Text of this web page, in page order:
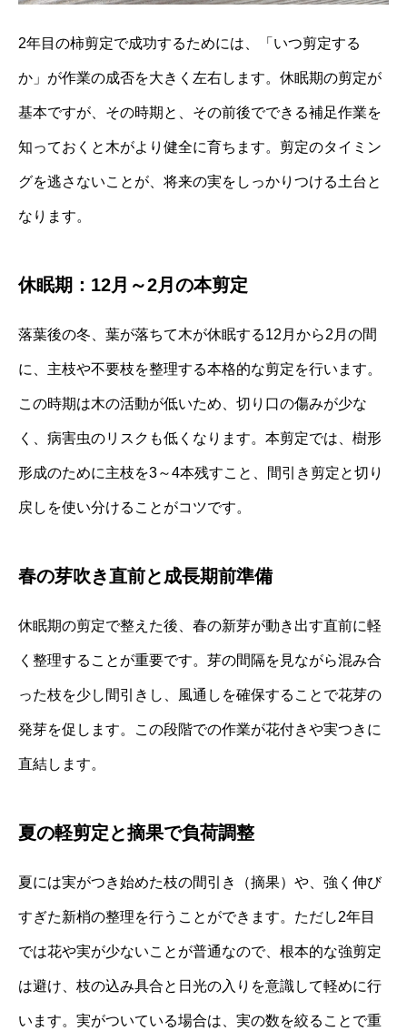
2年目の柿剪定で成功するためには、「いつ剪定する
か」が作業の成否を大きく左右します。休眠期の剪定が
基本ですが、その時期と、その前後でできる補足作業を
知っておくと木がより健全に育ちます。剪定のタイミン
グを逃さないことが、将来の実をしっかりつける土台と
なります。
休眠期：12月～2月の本剪定
落葉後の冬、葉が落ちて木が休眠する12月から2月の間
に、主枝や不要枝を整理する本格的な剪定を行います。
この時期は木の活動が低いため、切り口の傷みが少な
く、病害虫のリスクも低くなります。本剪定では、樹形
形成のために主枝を3～4本残すこと、間引き剪定と切り
戻しを使い分けることがコツです。
春の芽吹き直前と成長期前準備
休眠期の剪定で整えた後、春の新芽が動き出す直前に軽
く整理することが重要です。芽の間隔を見ながら混み合
った枝を少し間引きし、風通しを確保することで花芽の
発芽を促します。この段階での作業が花付きや実つきに
直結します。
夏の軽剪定と摘果で負荷調整
夏には実がつき始めた枝の間引き（摘果）や、強く伸び
すぎた新梢の整理を行うことができます。ただし2年目
では花や実が少ないことが普通なので、根本的な強剪定
は避け、枝の込み具合と日光の入りを意識して軽めに行
います。実がついている場合は、実の数を絞ることで重